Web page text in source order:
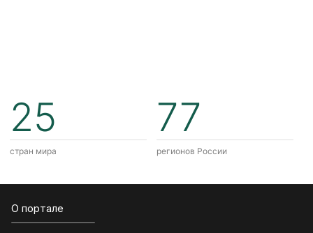
25
стран мира
77
регионов России
О портале